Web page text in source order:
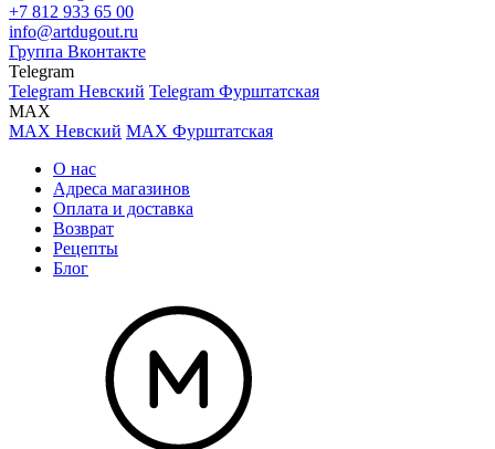
+7 812 933 65 00
info@artdugout.ru
Группа Вконтакте
Telegram
Telegram Невский Telegram Фурштатская
MAX
MAX Невский MAX Фурштатская
О нас
Адреса магазинов
Оплата и доставка
Возврат
Рецепты
Блог